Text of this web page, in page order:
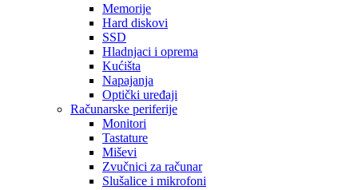
Memorije
Hard diskovi
SSD
Hladnjaci i oprema
Kućišta
Napajanja
Optički uređaji
Računarske periferije
Monitori
Tastature
Miševi
Zvučnici za računar
Slušalice i mikrofoni